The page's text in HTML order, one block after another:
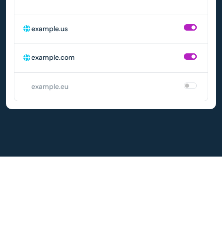
example.us
example.com
example.eu